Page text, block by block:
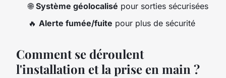
🌐Système géolocalisé pour sorties sécurisées
🔥 Alerte fumée/fuite pour plus de sécurité
Comment se déroulent
l'installation et la prise en main ?